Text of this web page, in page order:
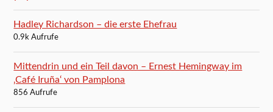
Hadley Richardson – die erste Ehefrau
0.9k Aufrufe
Mittendrin und ein Teil davon – Ernest Hemingway im
‚Café Iruña‘ von Pamplona
856 Aufrufe